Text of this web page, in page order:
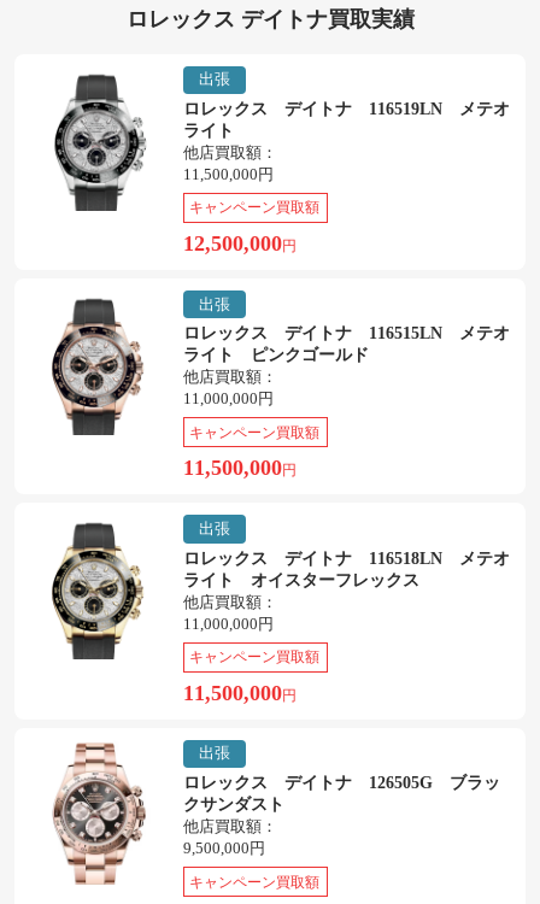
ロレックス デイトナ買取実績
出張
ロレックス デイトナ 116519LN メテオ
ライト
他店買取額：
11,500,000円
キャンペーン買取額
12,500,000円
出張
ロレックス デイトナ 116515LN メテオ
ライト ピンクゴールド
他店買取額：
11,000,000円
キャンペーン買取額
11,500,000円
出張
ロレックス デイトナ 116518LN メテオ
ライト オイスターフレックス
他店買取額：
11,000,000円
キャンペーン買取額
11,500,000円
出張
ロレックス デイトナ 126505G ブラッ
クサンダスト
他店買取額：
9,500,000円
キャンペーン買取額